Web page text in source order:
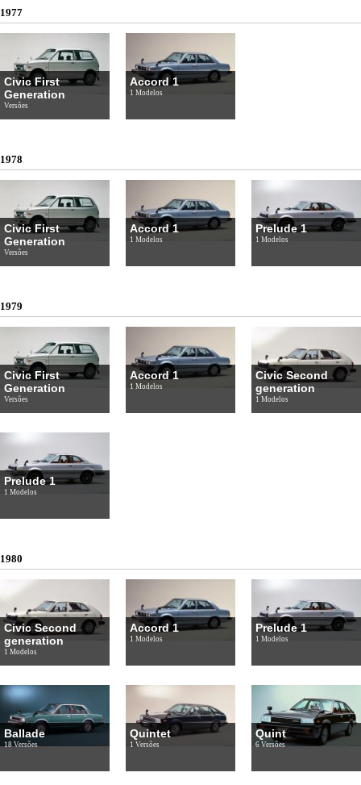
1977
Civic First
Generation
Versões
Accord 1
1 Modelos
1978
Civic First
Generation
Versões
Accord 1
1 Modelos
Prelude 1
1 Modelos
1979
Civic First
Generation
Versões
Accord 1
1 Modelos
Civic Second
generation
1 Modelos
Prelude 1
1 Modelos
1980
Civic Second
generation
1 Modelos
Accord 1
1 Modelos
Prelude 1
1 Modelos
Ballade
18 Versões
Quintet
1 Versões
Quint
6 Versões